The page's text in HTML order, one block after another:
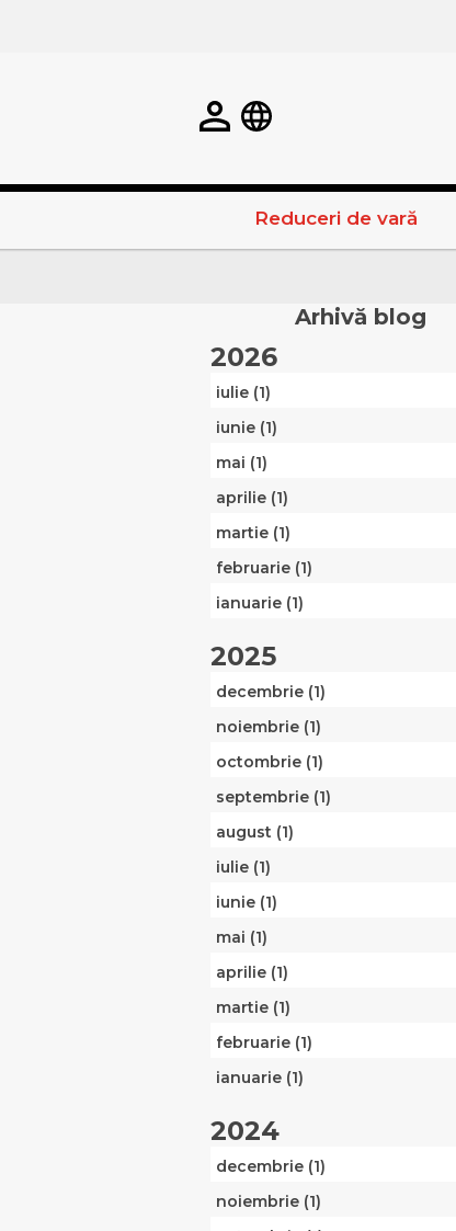
Reduceri de vară
Arhivă blog
2026
iulie (1)
iunie (1)
mai (1)
aprilie (1)
martie (1)
februarie (1)
ianuarie (1)
2025
decembrie (1)
noiembrie (1)
octombrie (1)
septembrie (1)
august (1)
iulie (1)
iunie (1)
mai (1)
aprilie (1)
martie (1)
februarie (1)
ianuarie (1)
2024
decembrie (1)
noiembrie (1)